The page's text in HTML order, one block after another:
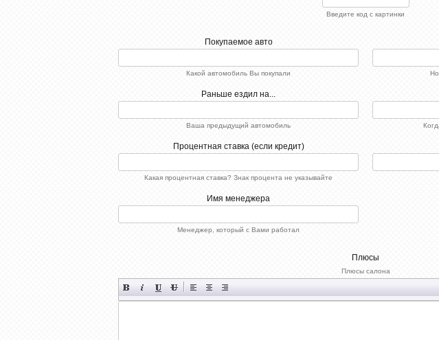
Введите код с картинки
Покупаемое авто
Какой автомобиль Вы покупали
Раньше ездил на...
Ваша предыдущий автомобиль
Процентная ставка (если кредит)
Какая процентная ставка? Знак процента не указывайте
Имя менеджера
Менеджер, который с Вами работал
Плюсы
Плюсы салона